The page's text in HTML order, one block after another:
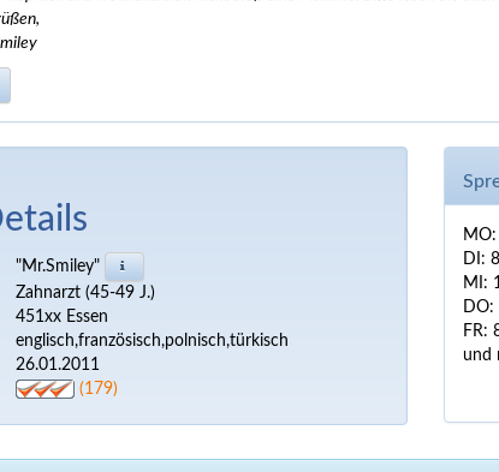
"Mr.Smiley"
Zahnarzt (45-49 J.)
451xx Essen
englisch,französisch,polnisch,türkisch
26.01.2011
(179)
DI:
MI:
DO:
FR:
und